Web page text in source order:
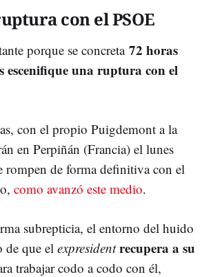
con el PSOE
porque se concreta72 horas
escenifique una ruptura con el
con el propio Puigdemont a la
en Perpiñán (Francia) el lunes
rompen de forma definitiva con el
como avanzó este medio.
subrepticia, el entorno del huido
de que el expresident recupera a su
trabajar codo a codo con él,